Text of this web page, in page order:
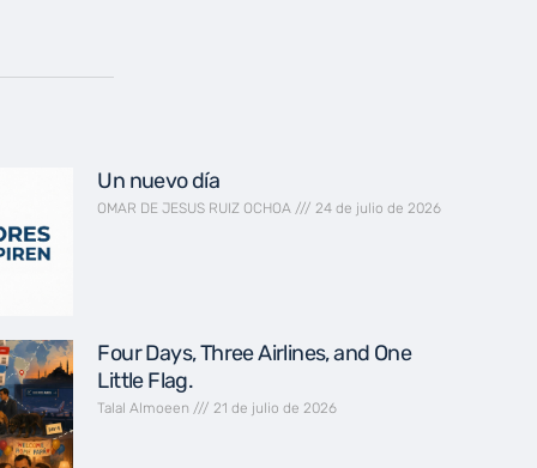
Un nuevo día
OMAR DE JESUS RUIZ OCHOA 24 de julio de 2026
Four Days, Three Airlines, and One
Little Flag.
Talal Almoeen 21 de julio de 2026